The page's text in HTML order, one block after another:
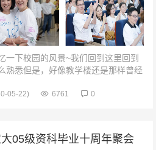
一下校园的风景~我们回到这里回到
熟悉但是，好像教学楼还是那样曾经
...
05-22) 6761 0
05级资科毕业十周年聚会